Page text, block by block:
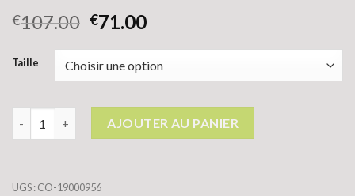
€107.00 €71.00
Taille
quantité de doudoune eden park
AJOUTER AU PANIER
UGS :CO-19000956